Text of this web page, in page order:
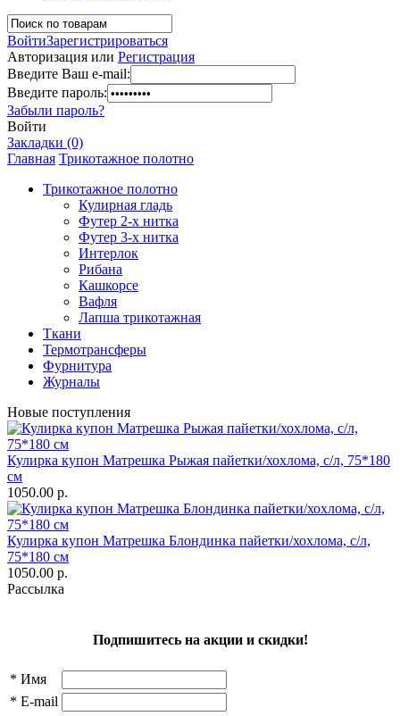
ВойтиЗарегистрироваться
Авторизация или Регистрация
Введите Ваш e-mail:
Введите пароль:
Забыли пароль?
Войти
Закладки (0)
Главная Трикотажное полотно
Трикотажное полотно
Кулирная гладь
Футер 2-х нитка
Футер 3-х нитка
Интерлок
Рибана
Кашкорсе
Вафля
Лапша трикотажная
Ткани
Термотрансферы
Фурнитура
Журналы
Новые поступления
Кулирка купон Матрешка Рыжая пайетки/хохлома, с/л, 75*180
см
1050.00 р.
Кулирка купон Матрешка Блондинка пайетки/хохлома, с/л,
75*180 см
1050.00 р.
Рассылка
Подпишитесь на акции и скидки!
* Имя
* E-mail